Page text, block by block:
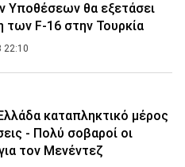
Υποθέσεων θα εξετάσει
των F-16 στην Τουρκία
22:10
καταπληκτικό μέρος
- Πολύ σοβαροί οι
τον Μενέντεζ